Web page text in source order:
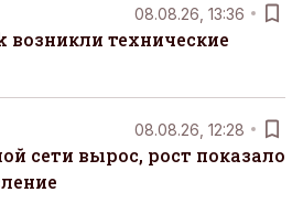
08.08.26, 13:36
возникли технические
08.08.26, 12:28
сети вырос, рост показало